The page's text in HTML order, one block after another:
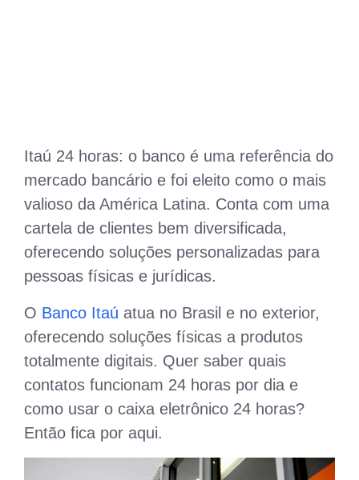
Itaú 24 horas: o banco é uma referência do
mercado bancário e foi eleito como o mais
valioso da América Latina. Conta com uma
cartela de clientes bem diversificada,
oferecendo soluções personalizadas para
pessoas físicas e jurídicas.
O Banco Itaú atua no Brasil e no exterior,
oferecendo soluções físicas a produtos
totalmente digitais. Quer saber quais
contatos funcionam 24 horas por dia e
como usar o caixa eletrônico 24 horas?
Então fica por aqui.